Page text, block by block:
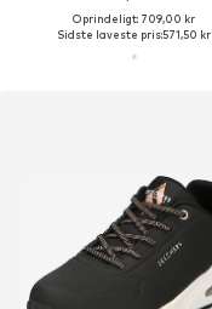
Oprindeligt: 709,00 kr
Sidste laveste pris:571,50 kr